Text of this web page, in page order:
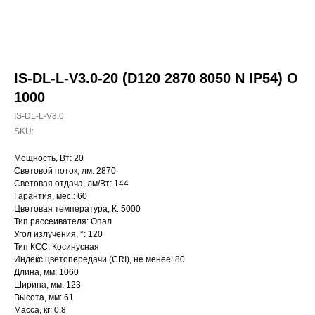
IS-DL-L-V3.0-20 (D120 2870 8050 N IP54) O
1000
IS-DL-L-V3.0
SKU:
Мощность, Вт: 20
Световой поток, лм: 2870
Световая отдача, лм/Вт: 144
Гарантия, мес.: 60
Цветовая температура, К: 5000
Тип рассеивателя: Опал
Угол излучения, °: 120
Тип КСС: Косинусная
Индекс цветопередачи (CRI), не менее: 80
Длина, мм: 1060
Ширина, мм: 123
Высота, мм: 61
Масса, кг: 0,8